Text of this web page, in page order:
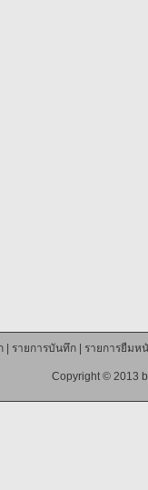
| รายการบันทึก| รายการยืมห
Copyright © 2013